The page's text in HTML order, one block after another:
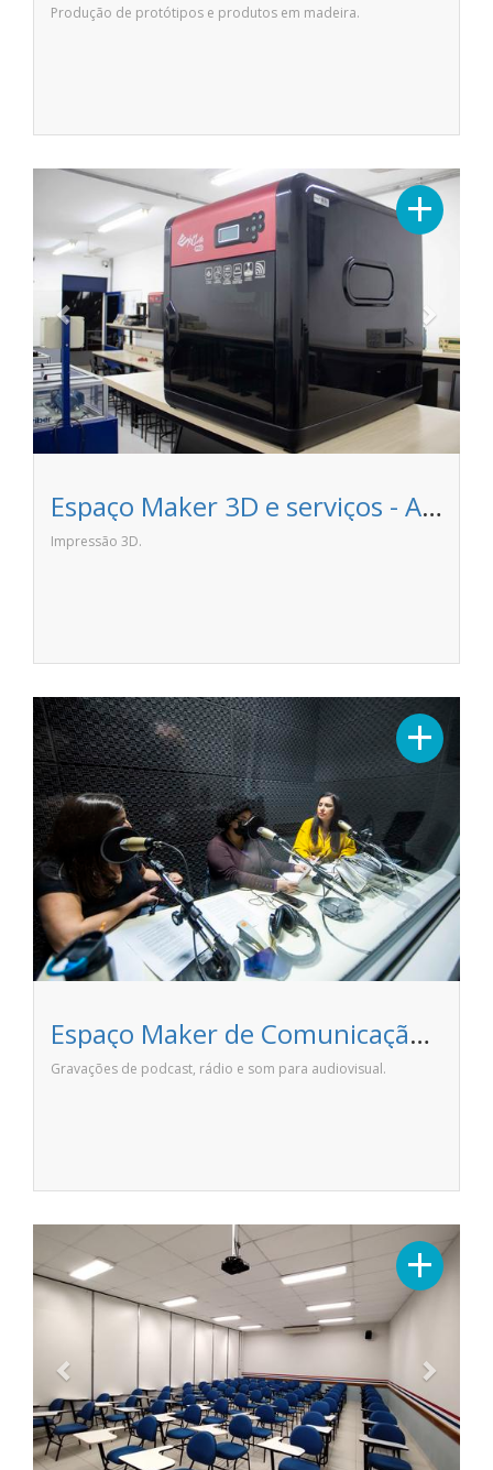
Produção de protótipos e produtos em madeira.
+
Previous Next
Espaço Maker 3D e serviços - ANHANGUERA CATUAÍ
Impressão 3D.
+
Espaço Maker de Comunicação (Edição e Rádio) - ANHANGUERA CATUAÍ
Gravações de podcast, rádio e som para audiovisual.
+Next